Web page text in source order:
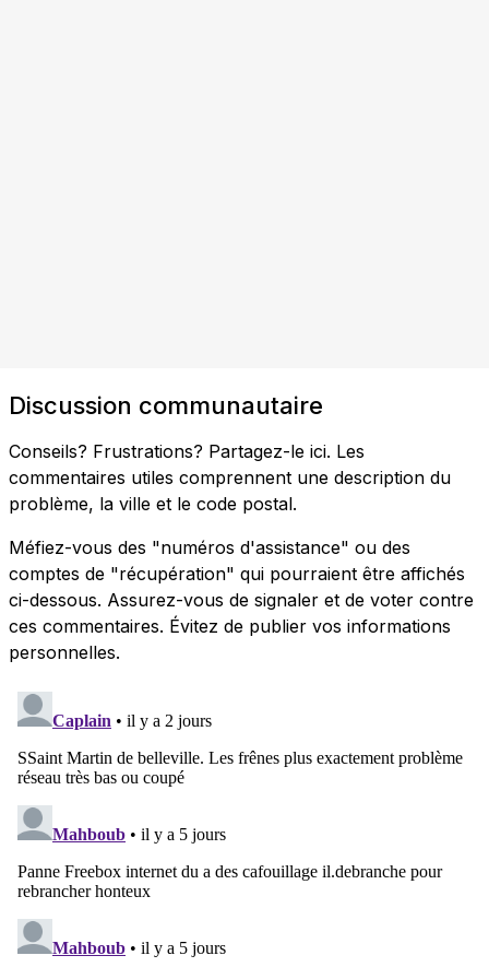
Discussion communautaire
Conseils? Frustrations? Partagez-le ici. Les
commentaires utiles comprennent une description du
problème, la ville et le code postal.
Méfiez-vous des "numéros d'assistance" ou des
comptes de "récupération" qui pourraient être affichés
ci-dessous. Assurez-vous de signaler et de voter contre
ces commentaires. Évitez de publier vos informations
personnelles.